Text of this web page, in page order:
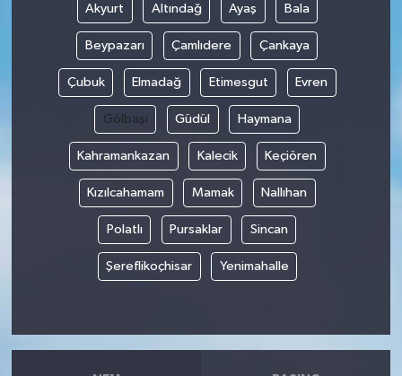
Akyurt Altındağ Ayaş Bala
Beypazarı Çamlıdere Çankaya
Çubuk Elmadağ Etimesgut Evren
Gölbaşı Güdül Haymana
Kahramankazan Kalecik Keçiören
Kızılcahamam Mamak Nallıhan
Polatlı Pursaklar Sincan
Şereflikoçhisar Yenimahalle